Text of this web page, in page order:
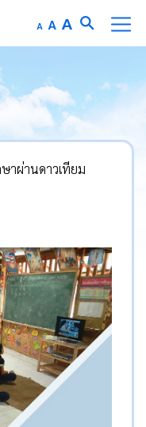
A Decrease
font
AReset
font
A Increase
font
ษาผ่านดาวเทียม